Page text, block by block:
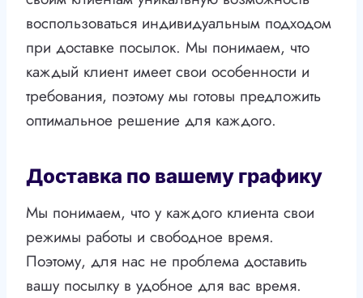
воспользоваться индивидуальным подходом
при доставке посылок. Мы понимаем, что
каждый клиент имеет свои особенности и
требования, поэтому мы готовы предложить
оптимальное решение для каждого.
Доставка по вашему графику
Мы понимаем, что у каждого клиента свои
режимы работы и свободное время.
Поэтому, для нас не проблема доставить
вашу посылку в удобное для вас время.